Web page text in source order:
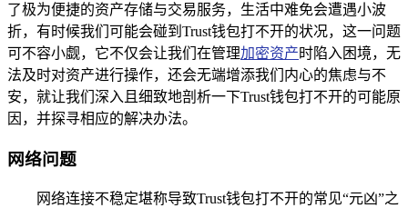
了极为便捷的资产存储与交易服务，生活中难免会遭遇小波
折，有时候我们可能会碰到Trust钱包打不开的状况，这一问题
可不容小觑，它不仅会让我们在管理加密资产时陷入困境，无
法及时对资产进行操作，还会无端增添我们内心的焦虑与不
安，就让我们深入且细致地剖析一下Trust钱包打不开的可能原
因，并探寻相应的解决办法。
网络问题
网络连接不稳定堪称导致Trust钱包打不开的常见“元凶”之